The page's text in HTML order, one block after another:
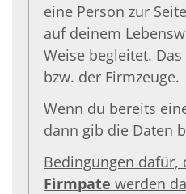
eine Person zur
auf deinem
Weise begleitet.
bzw. der Firmzeuge.
Wenn du bereits
dann gib die Daten
Bedingungen dafür,
Firmpate werden